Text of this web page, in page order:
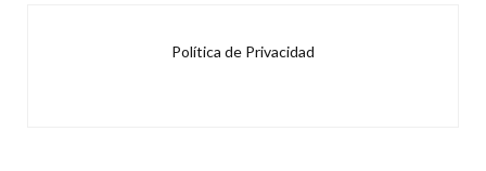
Política de Privacidad